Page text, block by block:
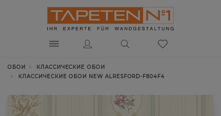
ОБОИ
КЛАССИЧЕСКИЕ ОБОИ
КЛАССИЧЕСКИЕ ОБОИ NEW ALRESFORD-F804F4